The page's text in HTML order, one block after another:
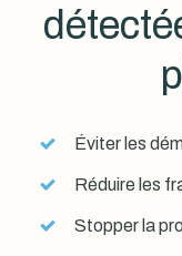
Éviter les
Réduire les
Stopper la